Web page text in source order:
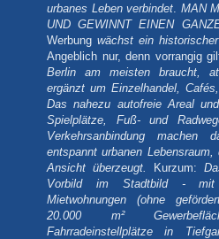
urbanes Leben verbindet MAN
UND GEWINNT EINEN
Werbungwächst ein
Angeblich nur, denn vorrangig
Berlin am meisten braucht,
ergänzt um Einzelhandel,
Das nahezu autofreie Areal
Spielplätze, Fuß- und
Verkehrsanbindung
entspannt urbanen
Ansicht überzeugt.
Kurzum:
Vorbild im Stadtbild -
Mietwohnungen (ohne
20.000 m²
Fahrradeinstellplätze in